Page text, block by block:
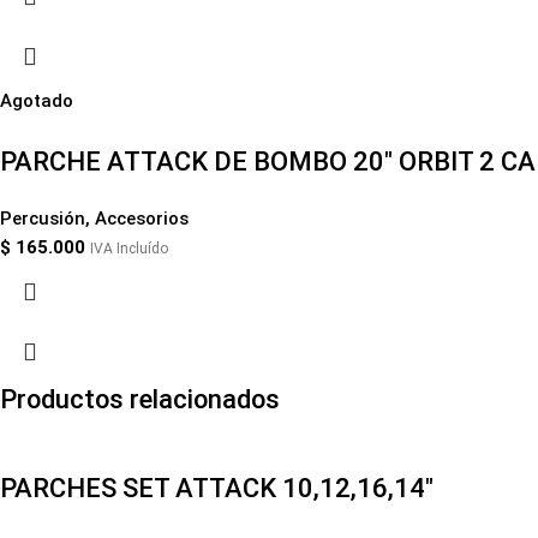
Agotado
PARCHE ATTACK DE BOMBO 20″ ORBIT 2
Percusión, Accesorios
$ 165.000 IVA Incluído
Productos relacionados
PARCHES SET ATTACK 10,12,16,14″